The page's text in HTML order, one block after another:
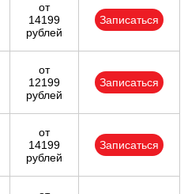
от
14199
рублей
Записаться
от
12199
рублей
Записаться
от
14199
рублей
Записаться